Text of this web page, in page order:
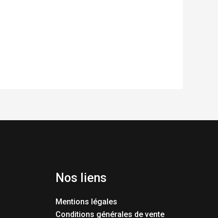
Nos liens
Mentions légales
Conditions générales de vente